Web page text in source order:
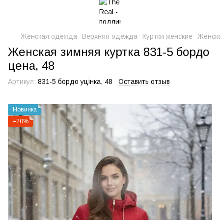
Женская одежда Верхняя одежда Куртки женские
Женская зимняя куртка 831-5 бордо
цена, 48
Артикул: 831-5 бордо уцінка, 48 Оставить отзыв
Новинка
−20%